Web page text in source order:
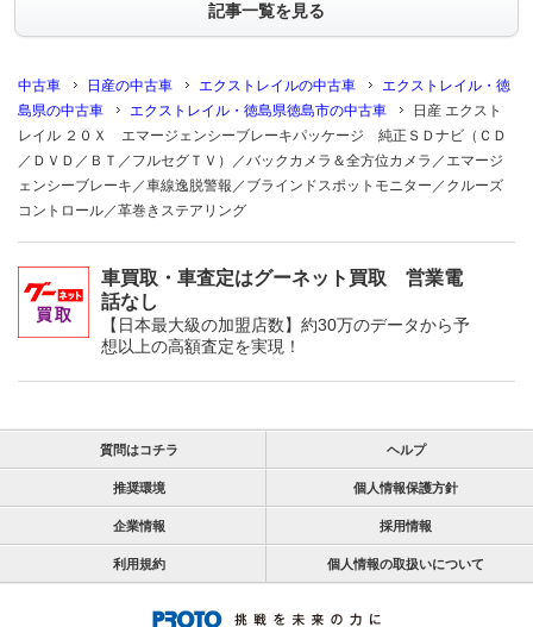
記事一覧を見る
中古車 日産の中古車 エクストレイルの中古車
エクストレイル・徳
島県の中古車
エクストレイル・徳島県徳島市の中古車
日産 エクスト
レイル ２０Ｘ エマージェンシーブレーキパッケージ 純正ＳＤナビ（ＣＤ
／ＤＶＤ／ＢＴ／フルセグＴＶ）／バックカメラ＆全方位カメラ／エマージ
ェンシーブレーキ／車線逸脱警報／ブラインドスポットモニター／クルーズ
コントロール／革巻きステアリング
車買取・車査定はグーネット買取 営業電
話なし
【日本最大級の加盟店数】約30万のデータから予
想以上の高額査定を実現！
質問はコチラ ヘルプ
推奨環境 個人情報保護方針
企業情報 採用情報
利用規約 個人情報の取扱いについて